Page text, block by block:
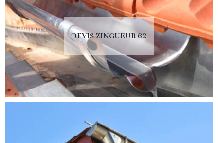
DEVIS ZINGUEUR 62